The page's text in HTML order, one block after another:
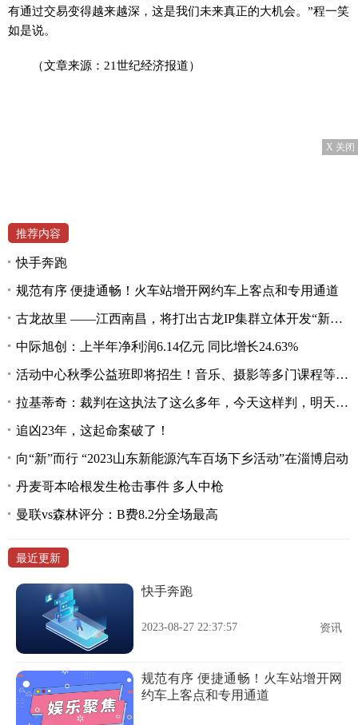
有通过交易变得越来越深，这是我们未来真正的大机会。”程一笑
如是说。
（文章来源：21世纪经济报道）
X 关闭
推荐内容
快手奔跑
规范有序 便捷通畅！火车站增开网约车上客点和专用通道
古龙故里 ——江西南昌，将打出古龙IP集群立体开发“新招式”
中际旭创：上半年净利润6.14亿元 同比增长24.63%
活动中心秋季公益班即将招生！音乐、摄影等多门课程等你参加
拉基蒂奇：裁判在这执法了这么多年，今天这样判，明天那样判
追凶23年，这起命案破了！
向“新”而行 “2023山东新能源汽车百场下乡活动”在淄博启动
丹麦哥本哈根发生枪击事件 多人中枪
曼联vs森林评分：B费8.2分全场最高
最近更新
快手奔跑
2023-08-27 22:37:57 资讯
规范有序 便捷通畅！火车站增开网
约车上客点和专用通道